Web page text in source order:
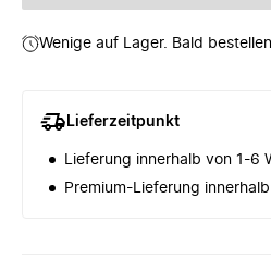
Wenige auf Lager. Bald
Lieferzeitpunkt
Lieferung innerhalb von 1-6
Premium-Lieferung